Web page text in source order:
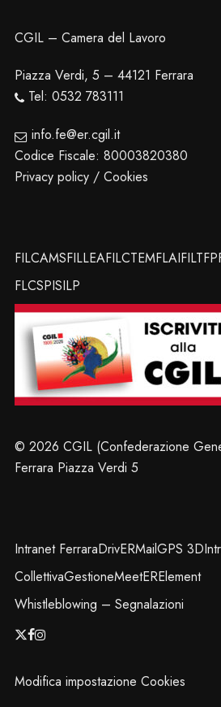
CGIL – Camera del Lavoro
Piazza Verdi, 5 – 44121 Ferrara
Tel: 0532 783111
info.fe@er.cgil.it
Codice Fiscale: 80003820380
Privacy policy / Cookies
FILCAMSFILLEAFILCTEMFLAIFILTFP
FLCSPISILP
© 2026 CGIL (Confederazione
Ferrara Piazza Verdi 5
Intranet FerraraDrivERMailGPS 3D
CollettivaGestioneMeetERElement
Whistleblowing – Segnalazioni
x- facebook
instagram
Modifica impostazione Cookies